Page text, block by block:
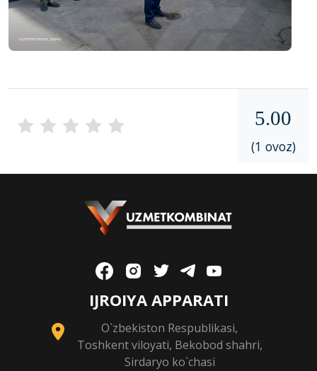
5.00
(1 ovoz)
IJROIYA APPARATI
O`zbekiston Respublikasi,
Toshkent viloyati, Bekobod shahri,
Sirdaryo ko`chasi